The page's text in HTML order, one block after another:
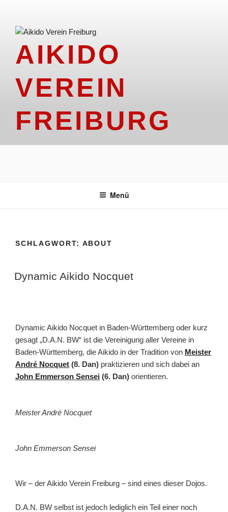
springen
AIKIDO
VEREIN
FREIBURG
Menü
SCHLAGWORT: ABOUT
Dynamic Aikido Nocquet
Dynamic Aikido Nocquet in Baden-Württemberg oder kurz
gesagt „D.A.N. BW“ ist die Vereinigung aller Vereine in
Baden-Württemberg, die Aikido in der Tradition von Meister
André Nocquet (8. Dan) praktizieren und sich dabei an
John Emmerson Sensei (6. Dan) orientieren.
Meister André Nocquet
John Emmerson Sensei
Wir – der Aikido Verein Freiburg – sind eines dieser Dojos.
D.A.N. BW selbst ist jedoch lediglich ein Teil einer noch